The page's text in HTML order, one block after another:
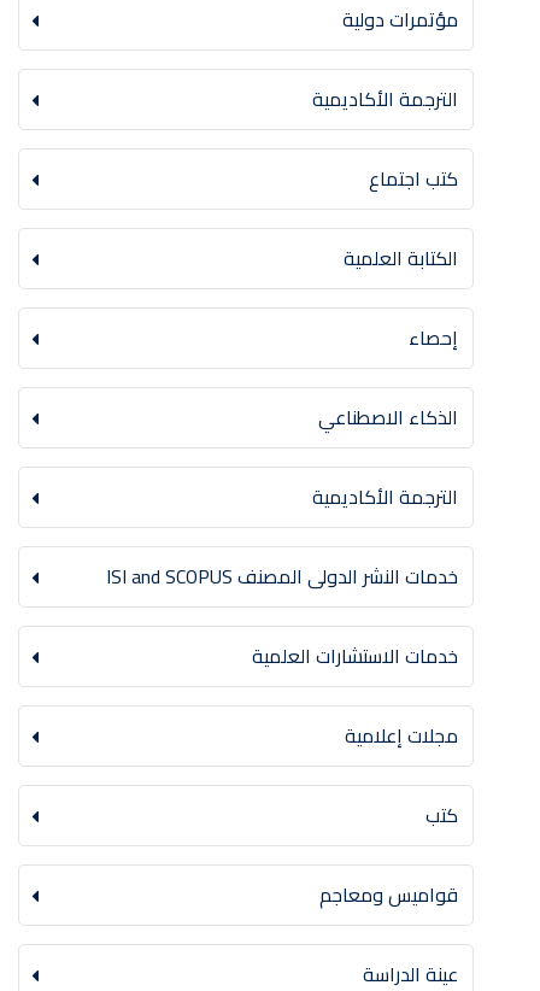
مؤتمرات دولية
الترجمة الأكاديمية
كتب اجتماع
الكتابة العلمية
إحصاء
الذكاء الاصطناعي
الترجمة الأكاديمية
خدمات النشر الدولى المصنف ISI and SCOPUS
خدمات الاستشارات العلمية
مجلات إعلامية
كتب
قواميس ومعاجم
عينة الدراسة